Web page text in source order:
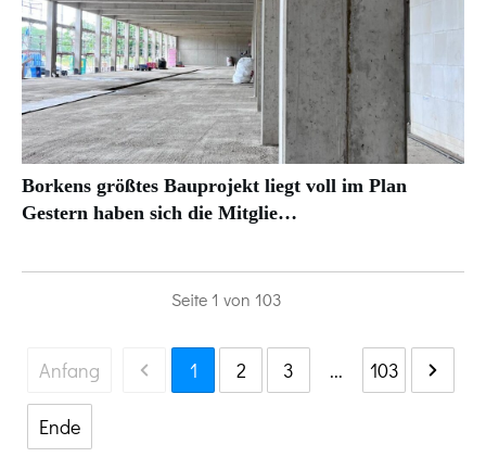
Borkens größtes Bauprojekt liegt voll im Plan
Gestern haben sich die Mitglie…
Seite 1 von 103
Anfang 1 2 3 ... 103
Ende